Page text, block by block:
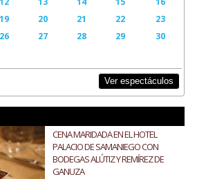
19 20 21 22
23
26 27 28 29
30
Ver espectáculos
CENA MARIDADA EN EL HOTEL
PALACIO DE SAMANIEGO CON
BODEGAS ALÚTIZ Y REMÍREZ DE
GANUZA